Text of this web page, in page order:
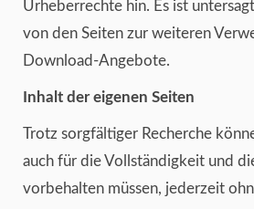
Urheberrechte hin. Es ist
von den Seiten zur weiteren
Download-Angebote.
Inhalt der eigenen Seiten
Trotz sorgfältiger Recherche
auch für die Vollständigkeit und
vorbehalten müssen, jederzeit